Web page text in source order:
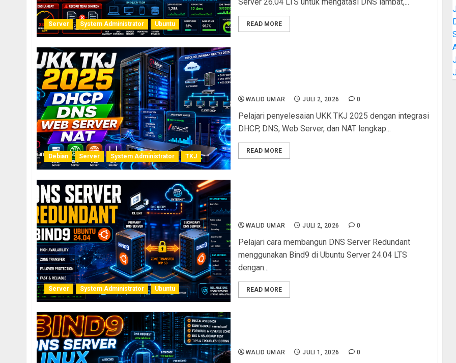
Server System Administrator Ubuntu READ MORE
Debian Server System Administrator TKJ
WALID UMAR JULI 2, 2026 0
Pelajari penyelesaian UKK TKJ 2025 dengan integrasi
DHCP, DNS, Web Server, dan NAT lengkap...
READ MORE
Server System Administrator Ubuntu
WALID UMAR JULI 2, 2026 0
Pelajari cara membangun DNS Server Redundant
menggunakan Bind9 di Ubuntu Server 24.04 LTS
dengan...
READ MORE
WALID UMAR JULI 1, 2026 0